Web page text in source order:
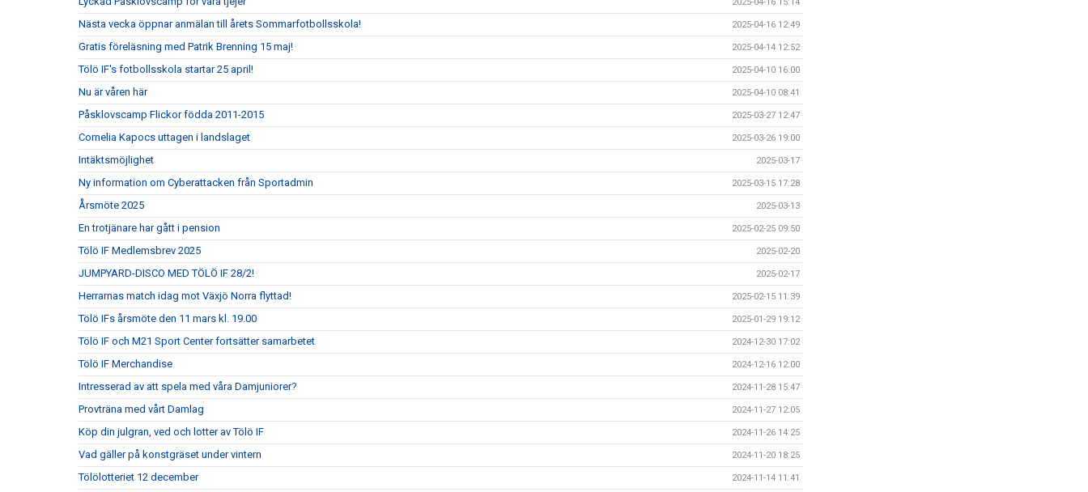
Nästa vecka öppnar anmälan till årets Sommarfotbollsskola! 2025-04-16 12:49
Gratis föreläsning med Patrik Brenning 15 maj! 2025-04-14 12:52
Tölö IF's fotbollsskola startar 25 april! 2025-04-10 16:00
Nu är våren här 2025-04-10 08:41
Påsklovscamp Flickor födda 2011-2015 2025-03-27 12:47
Cornelia Kapocs uttagen i landslaget 2025-03-26 19:00
Intäktsmöjlighet 2025-03-17
Ny information om Cyberattacken från Sportadmin 2025-03-15 17:28
Årsmöte 2025 2025-03-13
En trotjänare har gått i pension 2025-02-25 09:50
Tölö IF Medlemsbrev 2025 2025-02-20
JUMPYARD-DISCO MED TÖLÖ IF 28/2! 2025-02-17
Herrarnas match idag mot Växjö Norra flyttad! 2025-02-15 11:39
Tölö IFs årsmöte den 11 mars kl. 19.00 2025-01-29 19:12
Tölö IF och M21 Sport Center fortsätter samarbetet 2024-12-30 17:02
Tölö IF Merchandise 2024-12-16 12:00
Intresserad av att spela med våra Damjuniorer? 2024-11-28 15:47
Provträna med vårt Damlag 2024-11-27 12:05
Köp din julgran, ved och lotter av Tölö IF 2024-11-26 14:25
Vad gäller på konstgräset under vintern 2024-11-20 18:25
Tölölotteriet 12 december 2024-11-14 11:41